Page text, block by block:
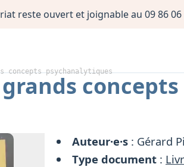
reste ouvert et joignable au 09 86
concepts psychanalytiques
Auteur·e·s : Gérard
Type document :